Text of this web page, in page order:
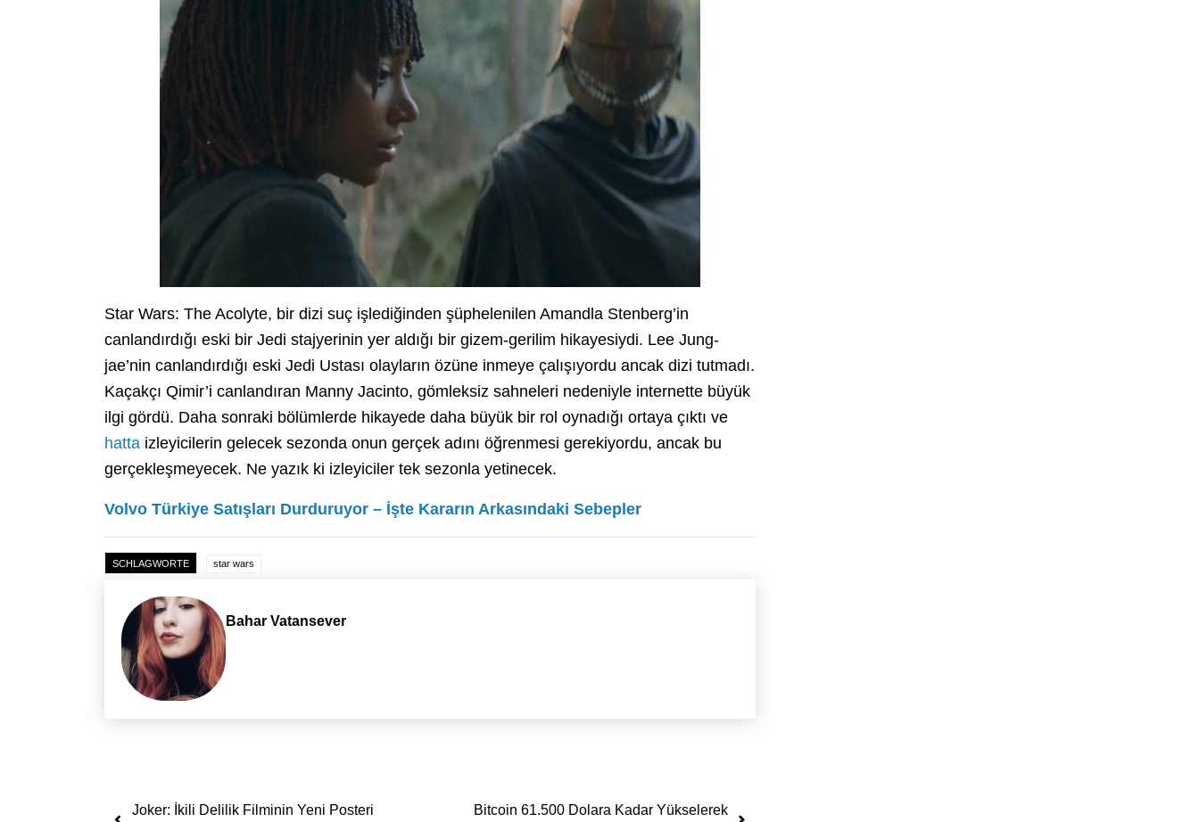
Star Wars: The Acolyte, bir dizi suç işlediğinden şüphelenilen Amandla Stenberg’in
canlandırdığı eski bir Jedi stajyerinin yer aldığı bir gizem-gerilim hikayesiydi. Lee Jung-
jae’nin canlandırdığı eski Jedi Ustası olayların özüne inmeye çalışıyordu ancak dizi tutmadı.
Kaçakçı Qimir’i canlandıran Manny Jacinto, gömleksiz sahneleri nedeniyle internette büyük
ilgi gördü. Daha sonraki bölümlerde hikayede daha büyük bir rol oynadığı ortaya çıktı ve
hatta izleyicilerin gelecek sezonda onun gerçek adını öğrenmesi gerekiyordu, ancak bu
gerçekleşmeyecek. Ne yazık ki izleyiciler tek sezonla yetinecek.
Volvo Türkiye Satışları Durduruyor – İşte Kararın Arkasındaki Sebepler
SCHLAGWORTE star wars
Bahar Vatansever
Yazı dolaşımı
Joker: İkili Delilik Filminin Yeni Posteri
Bitcoin 61.500 Dolara Kadar Yükselerek